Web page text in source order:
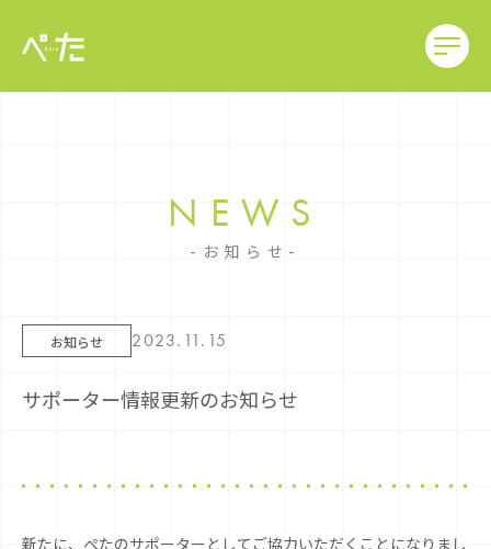
NEWS
お知らせ
お知らせ 2023.11.15
サポーター情報更新のお知らせ
新たに、ぺたのサポーターとしてご協力いただくことになりまし